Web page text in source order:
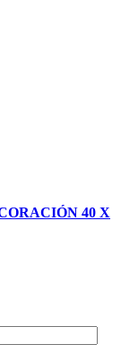
40 X